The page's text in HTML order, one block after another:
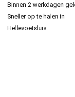
Binnen 2 werkdagen
Sneller op te halen in
Hellevoetsluis.